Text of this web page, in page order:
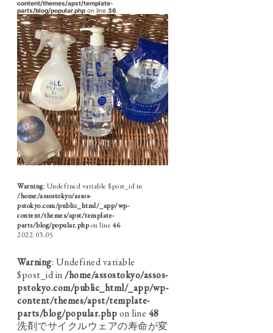
content/themes/apst/template-
parts/blog/popular.php on line 36
Warning: Undefined variable $post_id in
/home/assostokyo/assos-
pstokyo.com/public_html/_app/wp-
content/themes/apst/template-
parts/blog/popular.phpon line 46
2022.03.05
Warning: Undefined variable
$post_id in/home/assostokyo/assos-
pstokyo.com/public_html/_app/wp-
content/themes/apst/template-
parts/blog/popular.phpon line 48
洗剤でサイクルウェアの寿命が変